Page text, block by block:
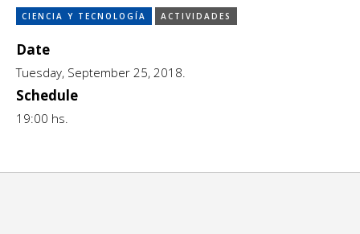
CCE en el interior/libros
Espacio itinerante de lectura infantil
Escénicas
Exposiciones
Formación
Género y Diversidad
Letras
CIENCIA Y TECNOLOGÍA ACTIVIDADES
Date
Tuesday, September 25, 2018.
Schedule
19:00 hs.